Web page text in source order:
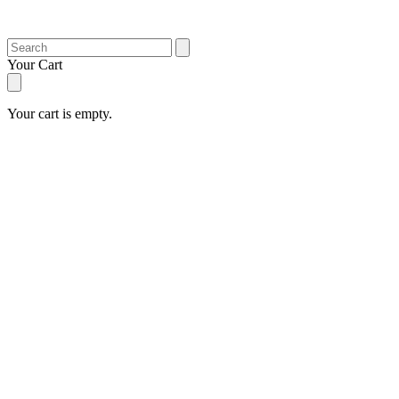
Search
Your Cart
Your cart is empty.